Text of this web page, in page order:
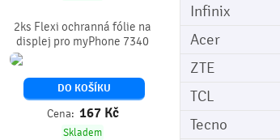
Infinix
Acer
ZTE
TCL
Tecno
2ks Flexi ochranná fólie na
displej pro myPhone 7340
DO KOŠÍKU
Cena: 167 Kč
Skladem